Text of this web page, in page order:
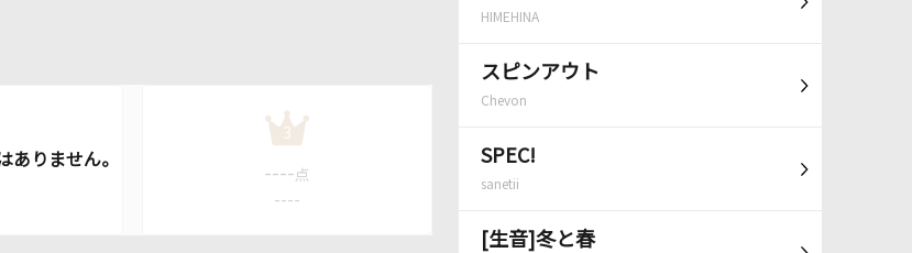
HIMEHINA
スピンアウト
Chevon
SPEC!
sanetii
[生音]冬と春
3
---- 点
----